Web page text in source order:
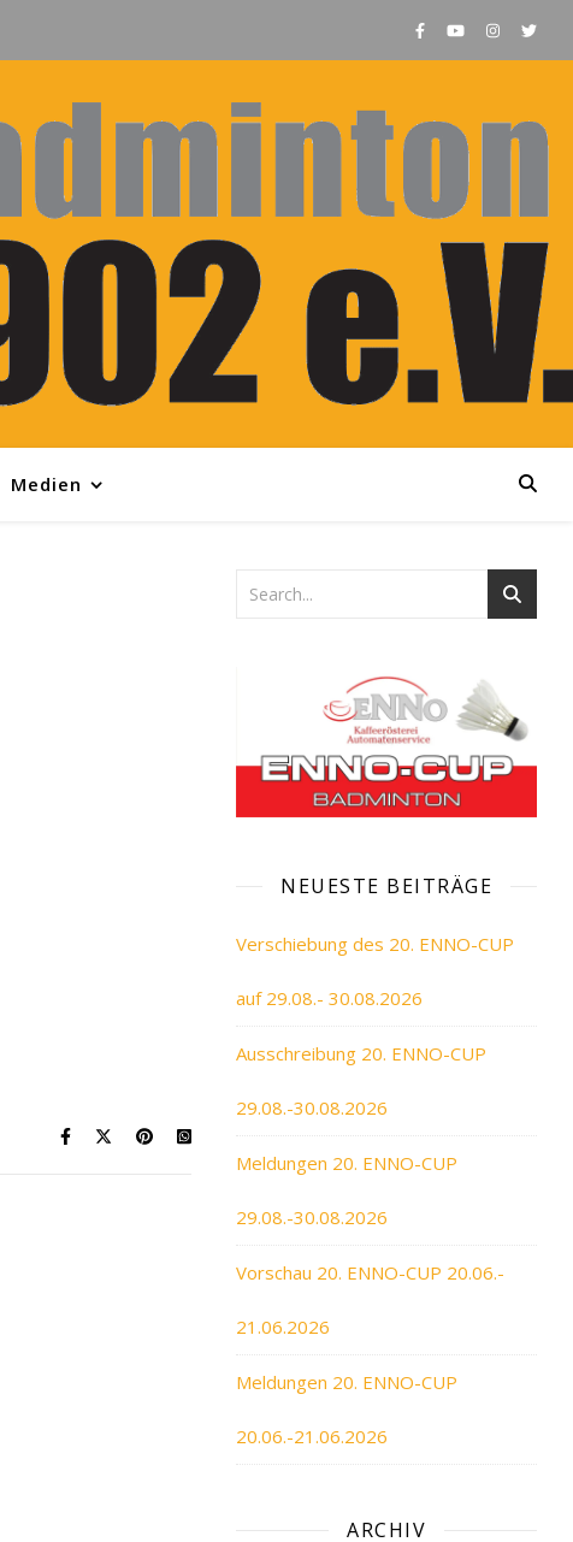
Medien
NEUESTE BEITRÄGE
Verschiebung des 20. ENNO-CUP
auf 29.08.- 30.08.2026
Ausschreibung 20. ENNO-CUP
29.08.-30.08.2026
Meldungen 20. ENNO-CUP
29.08.-30.08.2026
Vorschau 20. ENNO-CUP 20.06.-
21.06.2026
Meldungen 20. ENNO-CUP
20.06.-21.06.2026
ARCHIV